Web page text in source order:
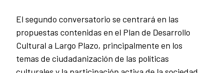
El segundo conversatorio se centrará en las
propuestas contenidas en el Plan de Desarrollo
Cultural a Largo Plazo, principalmente en los
temas de ciudadanización de las políticas